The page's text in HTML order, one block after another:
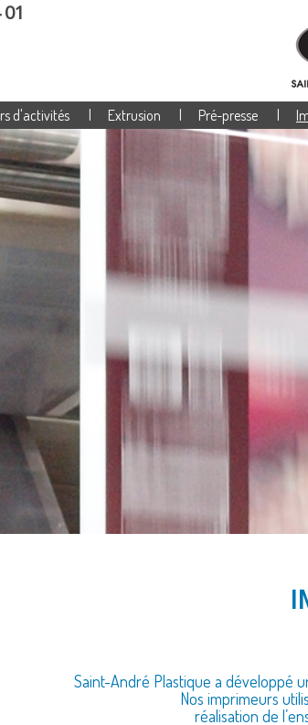
d'activités Extrusion Pré-presse
Saint-André Plastique a développé
Nos imprimeurs
réalisation de